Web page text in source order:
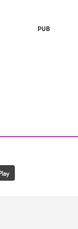
PUB